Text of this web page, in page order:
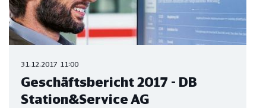
31.12.2017 11:00
Geschäftsbericht 2017 - DB
Station&Service AG